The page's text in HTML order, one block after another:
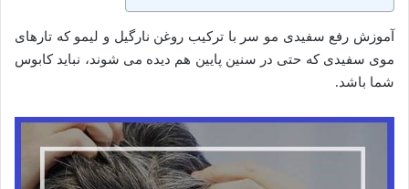
آموزش رفع سفیدی مو سر با ترکیب روغن نارگیل و لیمو که تار‌های
موی سفیدی که حتی در سنین پایین هم دیده می‌ شوند، نباید کابوس
شما باشد.